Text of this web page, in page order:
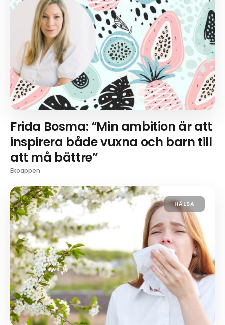
Frida Bosma: “Min ambition är att
inspirera både vuxna och barn till
att må bättre”
Ekoappen
HÄLSA